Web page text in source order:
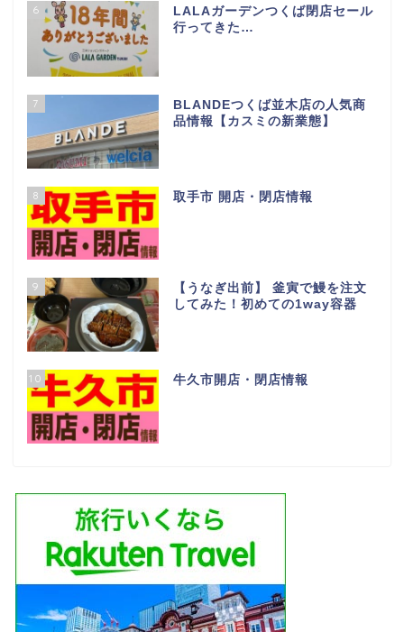
6
LALAガーデンつくば閉店セール
行ってきた…
7
BLANDEつくば並木店の人気商
品情報【カスミの新業態】
8 取手市 開店・閉店情報
9
【うなぎ出前】 釜寅で鰻を注文
してみた！初めての1way容器
10 牛久市開店・閉店情報